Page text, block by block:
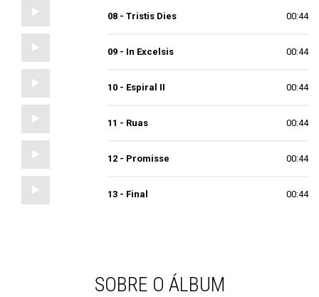
08 - Tristis Dies 00:44
09 - In Excelsis 00:44
10 - Espiral II 00:44
11 - Ruas 00:44
12 - Promisse 00:44
13 - Final 00:44
SOBRE O ÁLBUM